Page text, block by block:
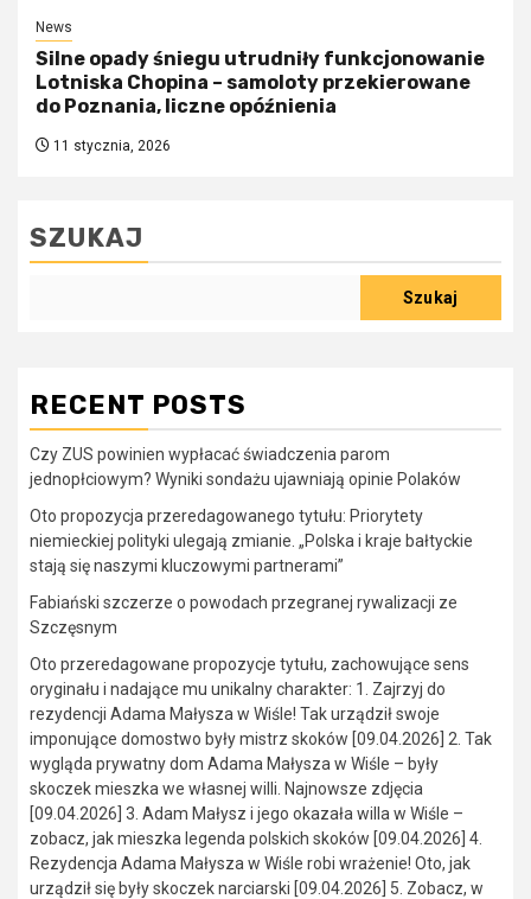
News
Silne opady śniegu utrudniły funkcjonowanie
Lotniska Chopina – samoloty przekierowane
do Poznania, liczne opóźnienia
11 stycznia, 2026
SZUKAJ
Szukaj
RECENT POSTS
Czy ZUS powinien wypłacać świadczenia parom
jednopłciowym? Wyniki sondażu ujawniają opinie Polaków
Oto propozycja przeredagowanego tytułu: Priorytety
niemieckiej polityki ulegają zmianie. „Polska i kraje bałtyckie
stają się naszymi kluczowymi partnerami”
Fabiański szczerze o powodach przegranej rywalizacji ze
Szczęsnym
Oto przeredagowane propozycje tytułu, zachowujące sens
oryginału i nadające mu unikalny charakter: 1. Zajrzyj do
rezydencji Adama Małysza w Wiśle! Tak urządził swoje
imponujące domostwo były mistrz skoków [09.04.2026] 2. Tak
wygląda prywatny dom Adama Małysza w Wiśle – były
skoczek mieszka we własnej willi. Najnowsze zdjęcia
[09.04.2026] 3. Adam Małysz i jego okazała willa w Wiśle –
zobacz, jak mieszka legenda polskich skoków [09.04.2026] 4.
Rezydencja Adama Małysza w Wiśle robi wrażenie! Oto, jak
urządził się były skoczek narciarski [09.04.2026] 5. Zobacz, w